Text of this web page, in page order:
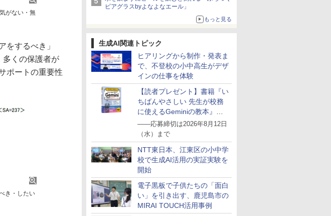
ビアグラスbyよなよなエール」
もっと見る
生成AI関連トピック
ヒアリングから制作・発表ま
で、不登校の小中高生がデザ
インの仕事を体験
【読者プレゼント】書籍『い
ちばんやさしい 先生が校務
に使えるGeminiの教本』を
抽選で5名様にプレゼント
――応募締切は2026年8月12日
（水）まで
NTT東日本、江東区の小中学
校で生成AI活用の実証実験を
開始
電子黒板で子供たちの「面白
い」を引き出す、鹿児島市の
MIRAI TOUCH活用事例
がない・無
をするべき」
多くの保護者が
ポートの重要性
き・したい